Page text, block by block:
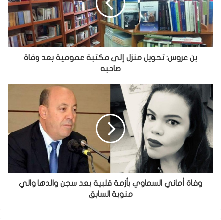
بن عروس: تحويل منزل إلى مكتبة عمومية بعد وفاة
صاحبه
وفاة أماني السماوي بأزمة قلبية بعد سجن والدها والي
منوبة السابق